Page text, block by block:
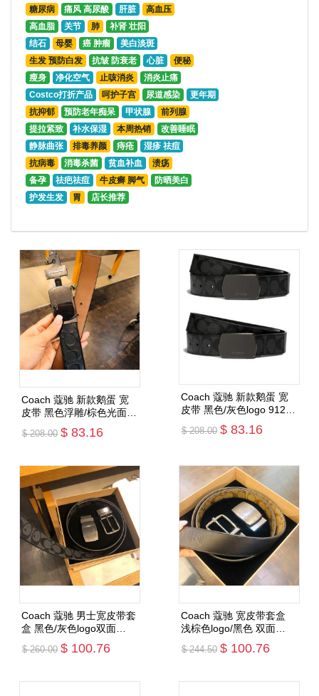
糖尿病
痛风 高尿酸 肝脏
高血压
高血脂
关节 肺
补肾 壮阳
结石
母婴 癌 肿瘤
美白淡斑
生发 预防白发
抗皱 防衰老 心脏
便秘
瘦身
净化空气 止咳消炎
消炎止痛
Costco打折产品
呵护子宫 尿道感染
更年期
抗抑郁
预防老年痴呆 甲状腺
前列腺
提拉紧致
补水保湿 本周热销
改善睡眠
静脉曲张
排毒养颜 痔疮
湿疹 祛痘
抗病毒
消毒杀菌 贫血补血
溃疡
备孕
祛疤祛痘 牛皮癣 脚气
防晒美白
护发生发
胃 店长推荐
Coach 蔻驰 新款鹅蛋 宽
皮带 黑色浮雕/棕色光面
101款 （一箱最多1条，含
纸盒费用）
$ 208.00 $ 83.16
添加购物车
Coach 蔻驰 新款鹅蛋 宽
皮带 黑色/灰色logo 91286
$ 208.00 $ 83.16
添加购物车
Coach 蔻驰 男士宽皮带套
盒 黑色/灰色logo双面
F22540（一箱最多只能放
1套）
$ 260.00 $ 100.76
Coach 蔻驰 宽皮带套盒
浅棕色logo/黑色 双面
$ 244.50 $ 100.76